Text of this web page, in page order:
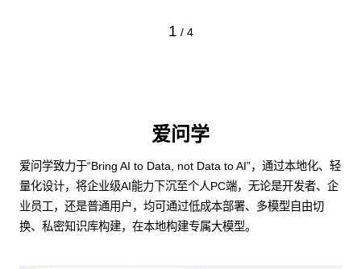
1 / 4
爱问学
爱问学致力于“Bring AI to Data, not Data to AI”，通过本地化、轻
量化设计，将企业级AI能力下沉至个人PC端，无论是开发者、企
业员工，还是普通用户，均可通过低成本部署、多模型自由切
换、私密知识库构建，在本地构建专属大模型。